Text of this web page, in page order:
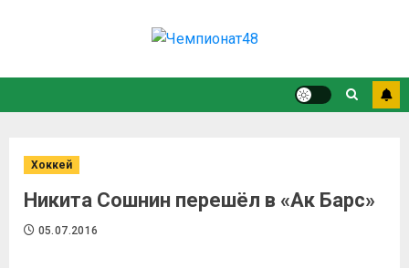
Хоккей
Никита Сошнин перешёл в «Ак Барс»
05.07.2016